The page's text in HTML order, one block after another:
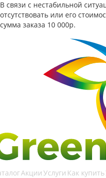
В связи с нестабильной
отсутствовать или его
сумма заказа 10 000р.
АкцииУслуги Как купить